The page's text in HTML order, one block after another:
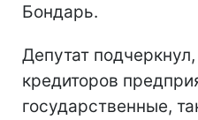
Бондарь.
Депутат
кредиторов
государственные,